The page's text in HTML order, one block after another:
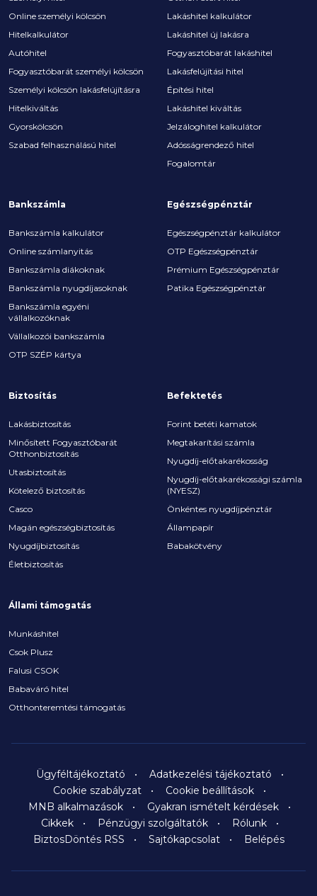
Online személyi kölcsön
Hitelkalkulátor
Autóhitel
Fogyasztóbarát személyi kölcsön
Személyi kölcsön lakásfelújításra
Hitelkiváltás
Gyorskölcsön
Szabad felhasználású hitel
Lakáshitel kalkulátor
Lakáshitel új lakásra
Fogyasztóbarát lakáshitel
Lakásfelújítási hitel
Építési hitel
Lakáshitel kiváltás
Jelzáloghitel kalkulátor
Adósságrendező hitel
Fogalomtár
Bankszámla
Bankszámla kalkulátor
Online számlanyitás
Bankszámla diákoknak
Bankszámla nyugdíjasoknak
Bankszámla egyéni
vállalkozóknak
Vállalkozói bankszámla
OTP SZÉP kártya
Egészségpénztár
Egészségpénztár kalkulátor
OTP Egészségpénztár
Prémium Egészségpénztár
Patika Egészségpénztár
Biztosítás
Lakásbiztosítás
Minősített Fogyasztóbarát
Otthonbiztosítás
Utasbiztosítás
Kötelező biztosítás
Casco
Magán egészségbiztosítás
Nyugdíjbiztosítás
Életbiztosítás
Befektetés
Forint betéti kamatok
Megtakarítási számla
Nyugdíj-előtakarékosság
Nyugdíj-előtakarékossági számla
(NYESZ)
Önkéntes nyugdíjpénztár
Állampapír
Babakötvény
Állami támogatás
Munkáshitel
Csok Plusz
Falusi CSOK
Babaváró hitel
Otthonteremtési támogatás
Ügyféltájékoztató
Adatkezelési tájékoztató
Cookie szabályzat
Cookie beállítások
MNB alkalmazások
Gyakran ismételt kérdések
Cikkek
Pénzügyi szolgáltatók
Rólunk
BiztosDöntés RSS
Sajtókapcsolat Belépés